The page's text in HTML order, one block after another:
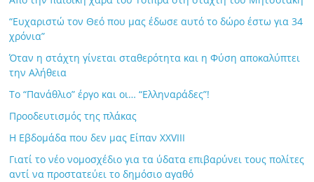
“Ευχαριστώ τον Θεό που μας έδωσε αυτό το δώρο έστω για 34
χρόνια”
Όταν η στάχτη γίνεται σταθερότητα και η Φύση αποκαλύπτει
την Αλήθεια
Το “Πανάθλιο” έργο και οι… “Ελληναράδες”!
Προοδευτισμός της πλάκας
Η Εβδομάδα που δεν μας Είπαν XXVIII
Γιατί το νέο νομοσχέδιο για τα ύδατα επιβαρύνει τους πολίτες
αντί να προστατεύει το δημόσιο αγαθό